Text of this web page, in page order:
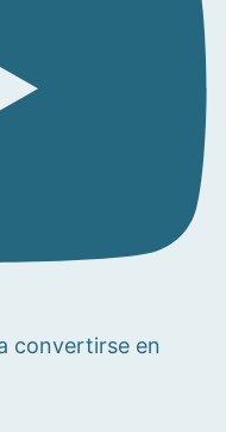
convertirse en